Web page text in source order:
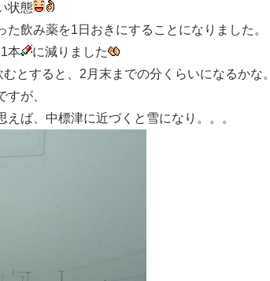
状態
飲み薬を1日おきにすることになりました。
本
に減りました
とすると、2月末までの分くらいになるかな。
が、
ば、中標津に近づくと雪になり。。。